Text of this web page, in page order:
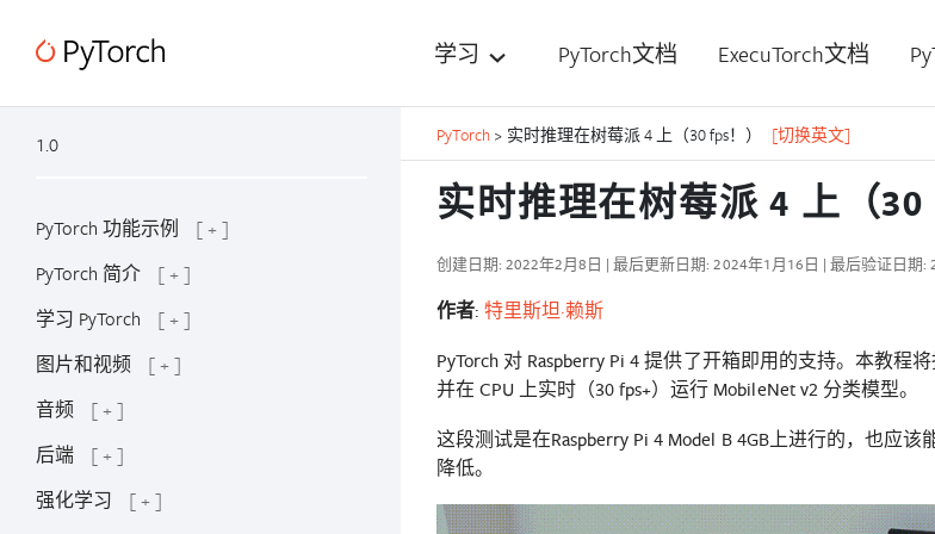
学习 PyTorch文档 ExecuTorch文档
1.0
PyTorch 功能示例
[ + ]
PyTorch 简介
[ + ]
学习 PyTorch
[ + ]
图片和视频
[ + ]
音频
[ + ]
后端
[ + ]
强化学习
[ + ]
PyTorch > 实时推理在树莓派 4 上（30 fps！） [切换英文]
实时推理在树莓派 4 上（30
创建日期: 2022年2月8日 | 最后更新日期: 2024年1月16日 | 最后验证日期:
作者:特里斯坦·赖斯
PyTorch 对 Raspberry Pi 4 提供了开箱即用的支持。本教程
并在 CPU 上实时（30 fps+）运行 MobileNet v2 分类模型。
这段测试是在Raspberry Pi 4 Model B 4GB上进行的，也应
降低。